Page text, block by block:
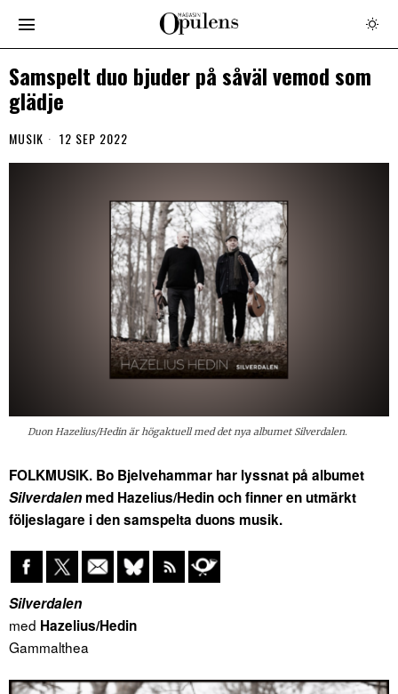
Samspelt duo bjuder på såväl vemod som
glädje
MUSIK 12 SEP 2022
Duon Hazelius/Hedin är högaktuell med det nya albumet Silverdalen.
FOLKMUSIK. Bo Bjelvehammar har lyssnat på albumet
Silverdalen med Hazelius/Hedin och finner en utmärkt
följeslagare i den samspelta duons musik.
Silverdalen
med Hazelius/Hedin
Gammalthea